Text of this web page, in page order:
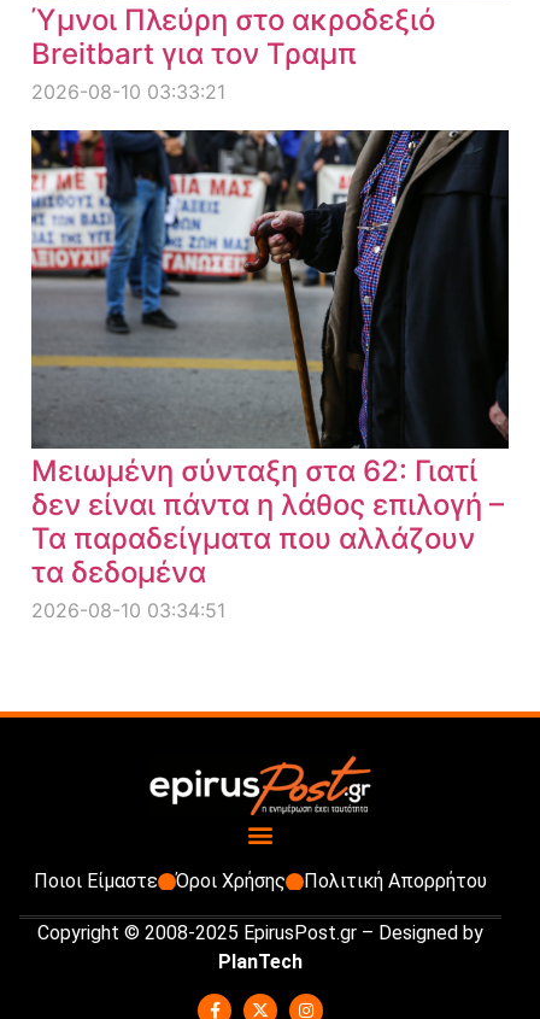
Ύμνοι Πλεύρη στο ακροδεξιό
Breitbart για τον Τραμπ
2026-08-10 03:33:21
Μειωμένη σύνταξη στα 62: Γιατί
δεν είναι πάντα η λάθος επιλογή –
Τα παραδείγματα που αλλάζουν
τα δεδομένα
2026-08-10 03:34:51
Ποιοι Είμαστε Όροι Χρήσης Πολιτική Απορρήτου
Copyright © 2008-2025 EpirusPost.gr – Designed by
PlanTech